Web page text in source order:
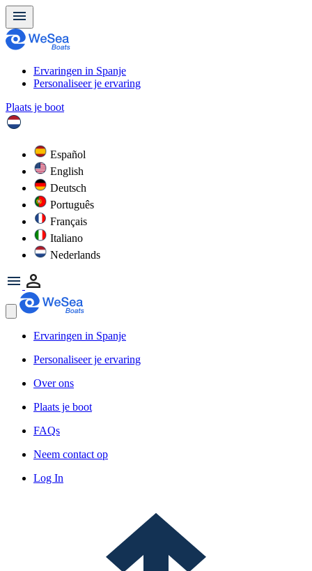
Ervaringen in Spanje
Personaliseer je ervaring
Plaats je boot
Español
English
Deutsch
Português
Français
Italiano
Nederlands
Ervaringen in Spanje
Personaliseer je ervaring
Over ons
Plaats je boot
FAQs
Neem contact op
Log In